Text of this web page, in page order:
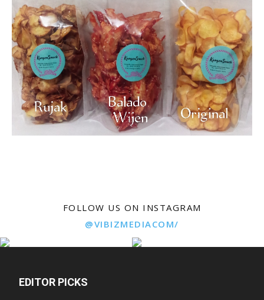
FOLLOW US ON INSTAGRAM
@VIBIZMEDIACOM/
EDITOR PICKS